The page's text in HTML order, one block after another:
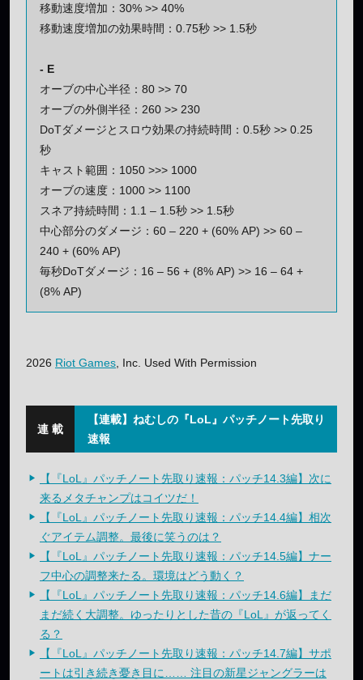
移動速度増加：30% >> 40%
移動速度増加の効果時間：0.75秒 >> 1.5秒
- E
オーブの中心半径：80 >> 70
オーブの外側半径：260 >> 230
DoTダメージとスロウ効果の持続時間：0.5秒 >> 0.25
秒
キャスト範囲：1050 >>> 1000
オーブの速度：1000 >> 1100
スネア持続時間：1.1 – 1.5秒 >> 1.5秒
中心部分のダメージ：60 – 220 + (60% AP) >> 60 –
240 + (60% AP)
毎秒DoTダメージ：16 – 56 + (8% AP) >> 16 – 64 +
(8% AP)
2026 Riot Games , Inc. Used With Permission
【連載】ねむしの『LoL』パッチノート先取り
速報
【『LoL』パッチノート先取り速報：パッチ14.3編】次に
来るメタチャンプはコイツだ！
【『LoL』パッチノート先取り速報：パッチ14.4編】相次
ぐアイテム調整。最後に笑うのは？
【『LoL』パッチノート先取り速報：パッチ14.5編】ナー
フ中心の調整来たる。環境はどう動く？
【『LoL』パッチノート先取り速報：パッチ14.6編】まだ
まだ続く大調整。ゆったりとした昔の『LoL』が返ってく
る？
【『LoL』パッチノート先取り速報：パッチ14.7編】サポ
ートは引き続き憂き目に…… 注目の新星ジャングラーは